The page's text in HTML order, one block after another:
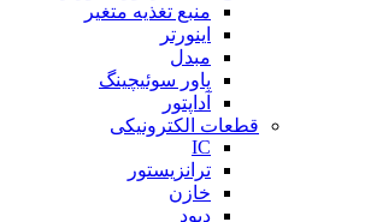
منبع تغذیه متغیر
اینورتر
مبدل
پاور سوئیچینگ
آداپتور
قطعات الکترونیکی
IC
ترانزیستور
خازن
دیود